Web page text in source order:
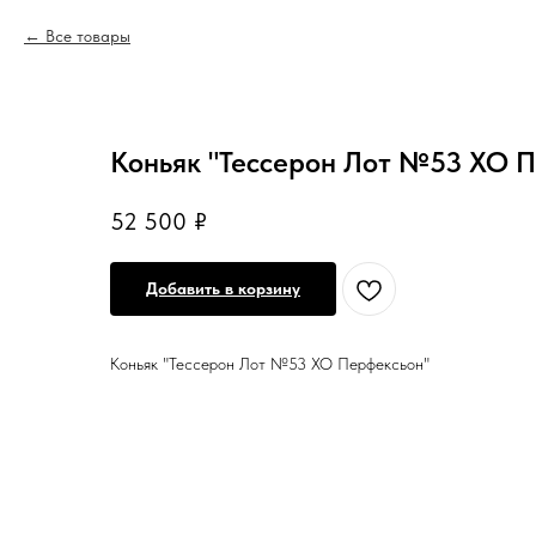
Все товары
Коньяк "Тессерон Лот №53 ХО
52 500 ₽
Добавить в корзину
Коньяк "Тессерон Лот №53 ХО Перфексьон"